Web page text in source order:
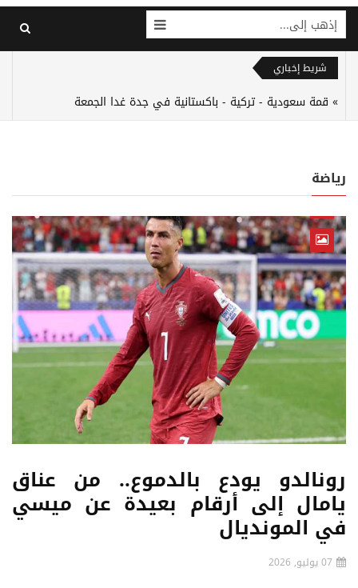
إذهب إلى...
شريط إخباري
قمة سعودية - تركية - باكستانية في جدة غدا الجمعة
رياضة
رونالدو يودع بالدموع.. من عناق
يامال إلى أرقام بعيدة عن ميسي
في المونديال
07 يوليو, 2026